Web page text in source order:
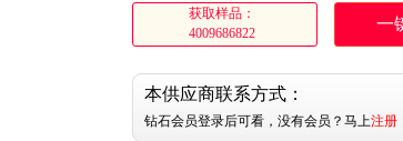
获取样品：
4009686822
一
本供应商联系方式：
钻石会员登录后可看，没有会员？马上注册